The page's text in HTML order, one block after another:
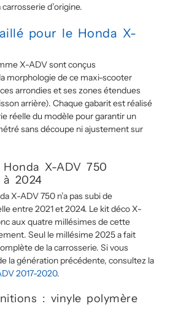
d’origine.
pour le Honda X-
X-ADV sont conçus
morphologie de ce maxi-scooter
arrondies et ses zones étendues
arrière). Chaque gabarit est réalisé
réelle du modèle pour garantir un
sans découpe ni ajustement sur
X-ADV 750
à 2024
X-ADV 750 n’a pas subi de
entre 2021 et 2024. Le kit déco X-
aux quatre millésimes de cette
Seul le millésime 2025 a fait
de la carrosserie. Si vous
la génération précédente, consultez la
2017-2020.
: vinyle polymère